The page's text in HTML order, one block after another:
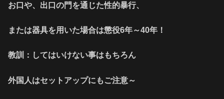
お口や、出口の門を通じた性的暴行、
または器具を用いた場合は懲役6年～40年！
教訓：してはいけない事はもちろん
外国人はセットアップにもご注意～